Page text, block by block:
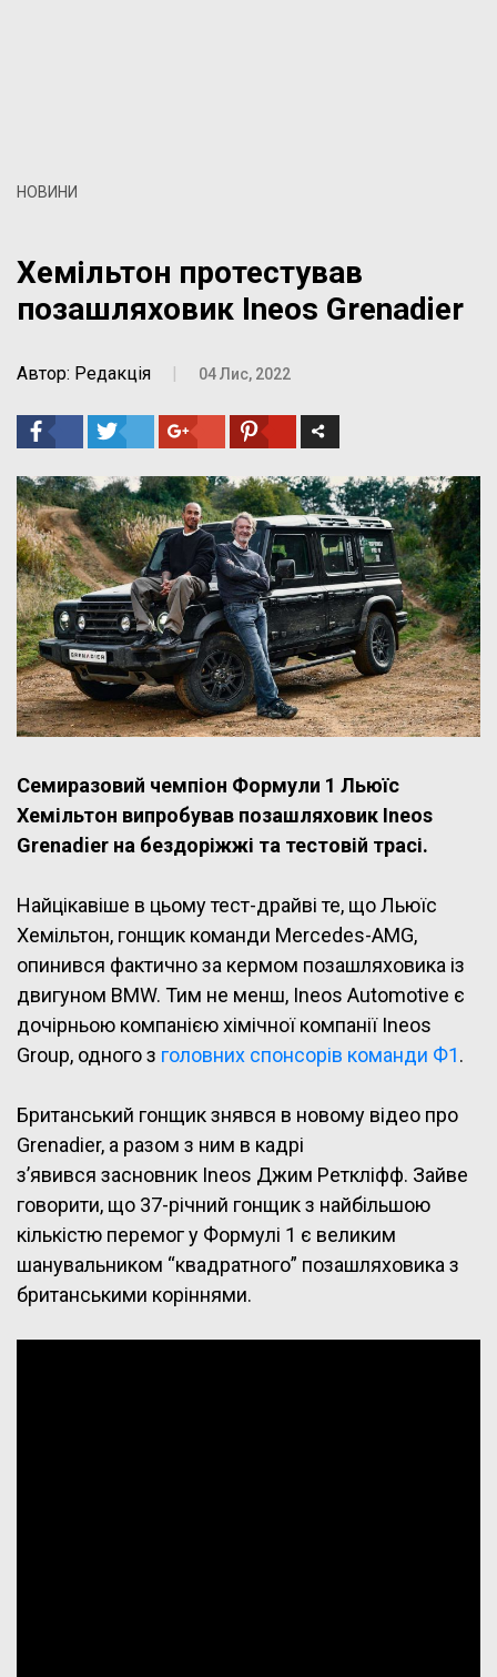
НОВИНИ
Хемільтон протестував
позашляховик Ineos Grenadier
Автор: Редакція 04 Лис, 2022
Семиразовий чемпіон Формули 1 Льюїс
Хемільтон випробував позашляховик Ineos
Grenadier на бездоріжжі та тестовій трасі.
Найцікавіше в цьому тест-драйві те, що Льюїс
Хемільтон, гонщик команди Mercedes-AMG,
опинився фактично за кермом позашляховика із
двигуном BMW. Тим не менш, Ineos Automotive є
дочірньою компанією хімічної компанії Ineos
Group, одного з головних спонсорів команди Ф1.
Британський гонщик знявся в новому відео про
Grenadier, а разом з ним в кадрі
з’явився засновник Ineos Джим Реткліфф. Зайве
говорити, що 37-річний гонщик з найбільшою
кількістю перемог у Формулі 1 є великим
шанувальником “квадратного” позашляховика з
британськими коріннями.